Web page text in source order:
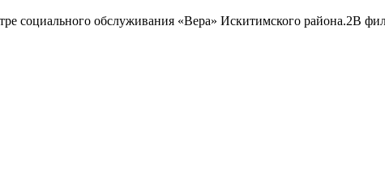
социального обслуживания «Вера» Искитимского района.2В